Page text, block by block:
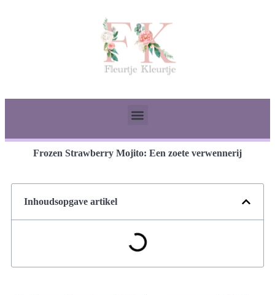
Frozen Strawberry Mojito: Een zoete verwennerij
Inhoudsopgave artikel